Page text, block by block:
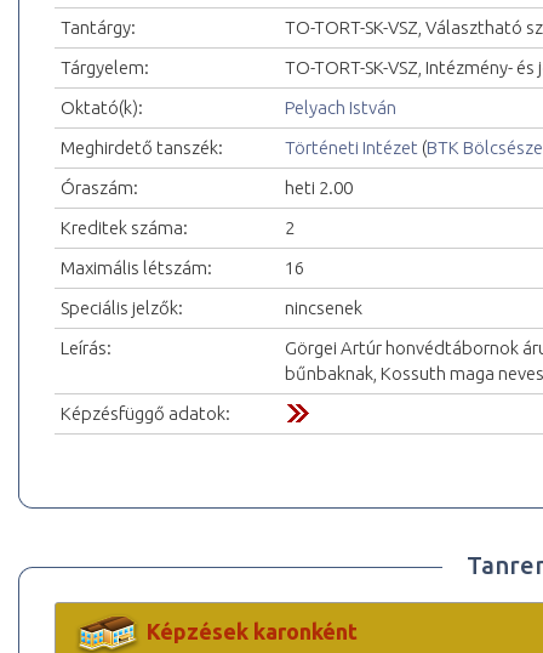
Tantárgy:
TO-TORT-SK-VSZ, Választható
Tárgyelem:
TO-TORT-SK-VSZ, Intézmény-
Oktató(k):
Pelyach István
Meghirdető tanszék:
Történeti Intézet (BTK
Óraszám:
heti 2.00
Kreditek száma:
2
Maximális létszám:
16
Speciális jelzők:
nincsenek
Leírás:
Görgei Artúr honvédtábornok
bűnbaknak, Kossuth maga
Képzésfüggő adatok:
Képzések karonként